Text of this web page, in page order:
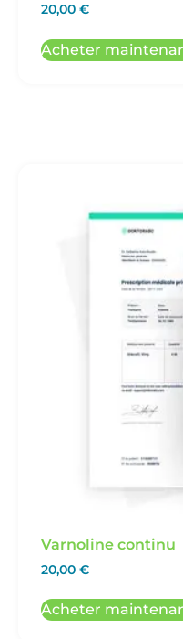
20,00 €
Acheter
Varnoline continu
20,00 €
Acheter